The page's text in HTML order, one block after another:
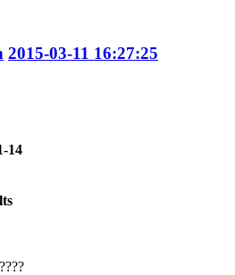
2015-03-11 16:27:25
14